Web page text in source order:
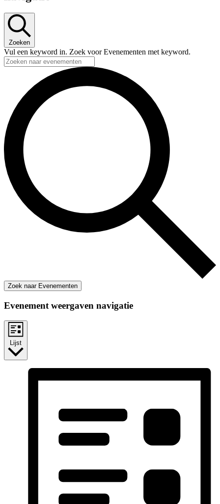
Zoeken
Vul een keyword in. Zoek voor Evenementen met keyword.
Zoek naar Evenementen
Evenement weergaven navigatie
Lijst